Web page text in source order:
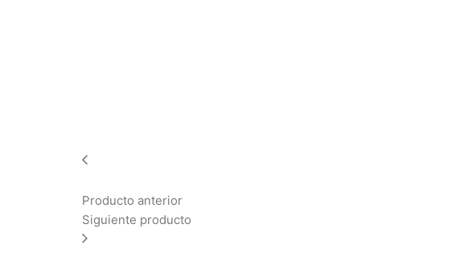
Producto anterior
Siguiente producto